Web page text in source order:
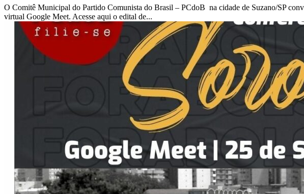
O Comitê Municipal do Partido Comunista do Brasil – PCdoB na cidade de Suzano/SP
virtual Google Meet. Acesse aqui o edital de...